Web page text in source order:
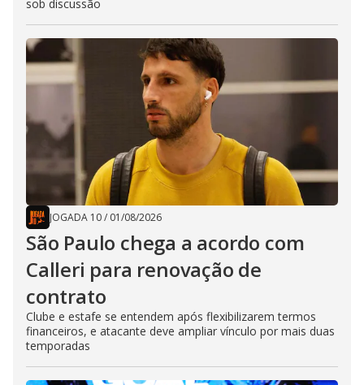
sob discussão
JOGADA 10/ 01/08/2026
São Paulo chega a acordo com
Calleri para renovação de
contrato
Clube e estafe se entendem após flexibilizarem termos
financeiros, e atacante deve ampliar vínculo por mais duas
temporadas